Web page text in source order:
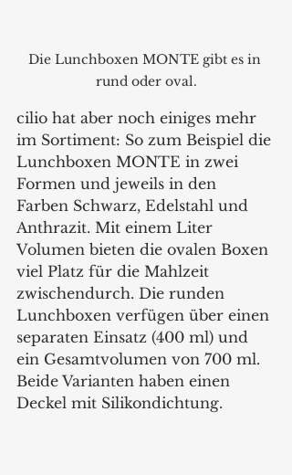
Die Lunchboxen MONTE gibt es in
rund oder oval.
cilio hat aber noch einiges mehr
im Sortiment: So zum Beispiel die
Lunchboxen MONTE in zwei
Formen und jeweils in den
Farben Schwarz, Edelstahl und
Anthrazit. Mit einem Liter
Volumen bieten die ovalen Boxen
viel Platz für die Mahlzeit
zwischendurch. Die runden
Lunchboxen verfügen über einen
separaten Einsatz (400 ml) und
ein Gesamtvolumen von 700 ml.
Beide Varianten haben einen
Deckel mit Silikondichtung.